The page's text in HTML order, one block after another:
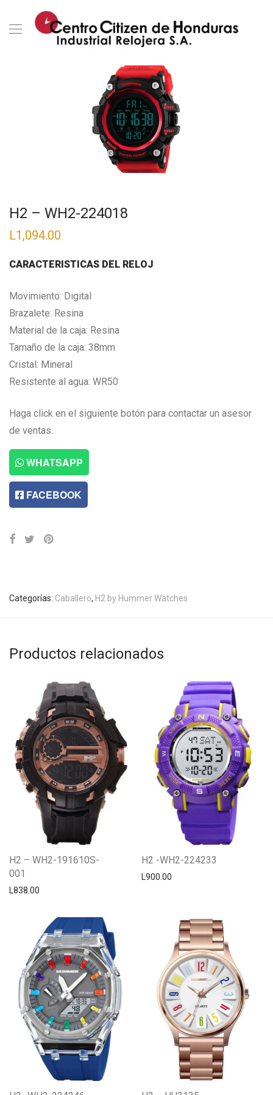
H2 – WH2-224018
L1,094.00
CARACTERISTICAS DEL RELOJ
Movimiento: Digital
Brazalete: Resina
Material de la caja: Resina
Tamaño de la caja: 38mm
Cristal: Mineral
Resistente al agua: WR50
Haga click en el siguiente botón para contactar un asesor
de ventas.
WHATSAPP
FACEBOOK
Categorías: Caballero, H2 by Hummer Watches
Productos relacionados
H2 – WH2-191610S-
001
L838.00
H2 -WH2-224233
L900.00